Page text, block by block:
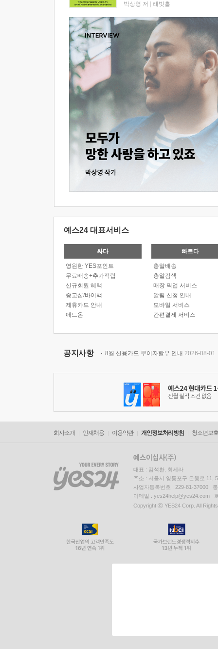
박상영 저 래빗홀
예스24 대표서비스
싸다
영원한 YES포인트
무료배송+추가적립
신규회원 혜택
중고샵/바이백
제휴카드 안내
애드온
빠르다
총알배송
총알검색
매장 픽업 서비스
알림 신청 안내
모바일 서비스
간편결제 서비스
공지사항 8월 신용카드 무이자할부 안내 2026-08-01
회사소개 인재채용 이용약관 개인정보처리방침 청소년보
대표 : 김석환, 최세라
주소 : 서울시 영등포구 은행로 11,
사업자등록번호 : 229-81-37000
이메일 : yes24help@yes24.com
Copyright ⓒ YES24 Corp. All